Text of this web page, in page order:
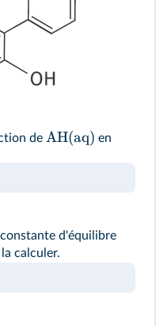
de AH(aq) en
d'équilibre
calculer.